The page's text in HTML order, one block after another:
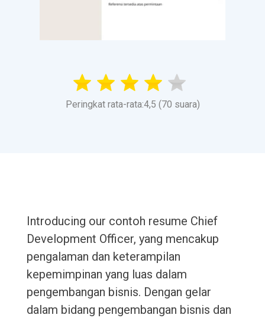
Peringkat rata-rata:4,5 (70 suara)
Introducing our contoh resume Chief
Development Officer, yang mencakup
pengalaman dan keterampilan
kepemimpinan yang luas dalam
pengembangan bisnis. Dengan gelar
dalam bidang pengembangan bisnis dan